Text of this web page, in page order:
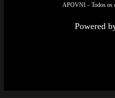
APOVNI – Todos os
Powered